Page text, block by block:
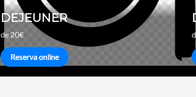
DEJEUNER
de 20€
Reserva online